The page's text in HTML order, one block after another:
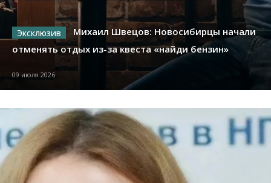
Михаил Швецов: Новосибирцы начали
отменять отдых из-за квеста «найди бензин»
09 июля 2026